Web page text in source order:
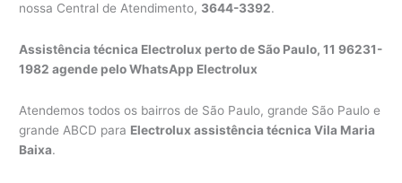
nossa Central de Atendimento, 3644-3392.
Assistência técnica Electrolux perto de São Paulo, 11 96231-
1982 agende pelo WhatsApp Electrolux
Atendemos todos os bairros de São Paulo, grande São Paulo e
grande ABCD para Electrolux assistência técnica Vila Maria
Baixa.